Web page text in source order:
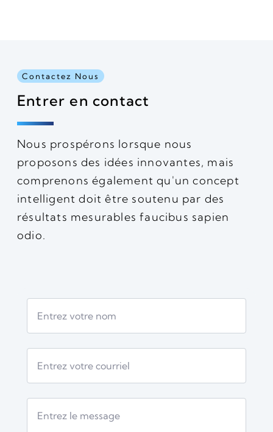
Contactez Nous
Entrer en contact
Nous prospérons lorsque nous
proposons des idées innovantes, mais
comprenons également qu'un concept
intelligent doit être soutenu par des
résultats mesurables faucibus sapien
odio.